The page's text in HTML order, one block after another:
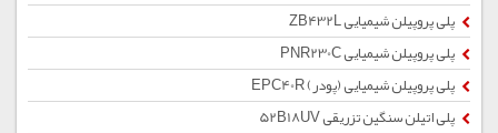
پلی پروپیلن شیمیایی ZB432L
پلی پروپیلن شیمیایی PNR230C
پلی پروپیلن شیمیایی (پودر) EPC40R
پلی اتیلن سنگین تزریقی 52B18UV